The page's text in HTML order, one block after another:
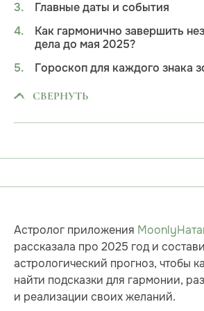
Главные даты и события
Как гармонично завершить
дела до мая 2025?
Гороскоп для каждого знака
СВЕРНУТЬ
Астролог приложения Moonly
рассказала про 2025 год и
астрологический прогноз, чтобы
найти подсказки для гармонии,
и реализации своих желаний.